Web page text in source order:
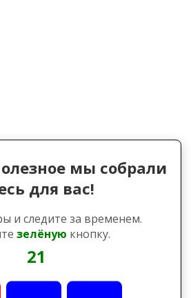
мы собрали
для вас!
и следите за временем.
зелёную кнопку.
21